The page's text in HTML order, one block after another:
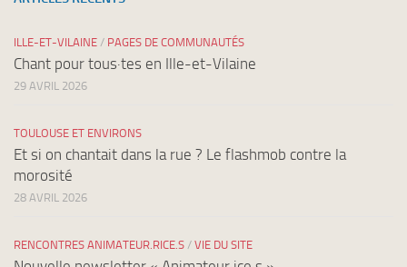
ILLE-ET-VILAINE / PAGES DE COMMUNAUTÉS
Chant pour tous·tes en Ille-et-Vilaine
29 AVRIL 2026
TOULOUSE ET ENVIRONS
Et si on chantait dans la rue ? Le flashmob contre la
morosité
28 AVRIL 2026
RENCONTRES ANIMATEUR.RICE.S / VIE DU SITE